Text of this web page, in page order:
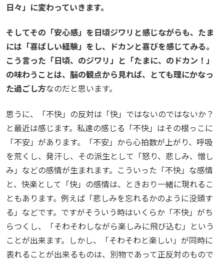
日々」に変わっていきます。
そしてその「安心感」を日頃ジワリと感じながらも、たま
には「喜ばしい経験」をし、ドカンと喜びを感じてみる。
こう言った「日頃、のジワリ」と「たまに、のドカン！」
の味わうことは、脳の観点から見れば、とても理にかなっ
た過ごし方なのだと思います。
思うに、「不快」の反対は「快」ではないのではないか？
と最近は感じます。私達の感じる「不快」はその根っこに
「不安」があります。「不安」から心拍数が上がり、呼吸
を荒くし、発汗し、その派生として「怒り、悲しみ、憎し
み」などの感情が生まれます。こういった「不快」な感情
と、快楽として「快」の感情は、ときおり一緒に現れるこ
ともあります。例えば「悲しみを忘れるかのように没頭す
る」などです。ですがそういう時はいくらか「不快」がち
らつくし、「そわそわしながら楽しみに飛び込む」という
ことが出来ます。しかし、「そわそわと楽しい」が同時に
表れることが出来るものは、別物であって正反対のもので